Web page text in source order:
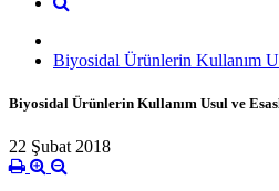
Biyosidal Ürünlerin Kullanım
Biyosidal Ürünlerin Kullanım Usul ve
22 Şubat 2018